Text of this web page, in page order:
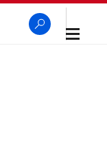
Avaa